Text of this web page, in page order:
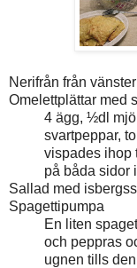
Nerifrån från
Omelettplättar med
4 ägg, ½dl
svartpeppar,
vispades ihop
på båda sidor
Sallad med
Spagettipumpa
En liten
och peppras
ugnen tills